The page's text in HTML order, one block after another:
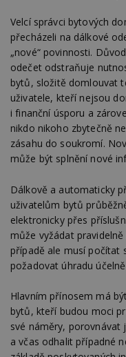
Velcí správci bytových
přecházeli na dálkové
„nové“ povinnosti.
odečet odstraňuje
bytů, složitě domlouvat
uživatele, kteří nejsou
i finanční úsporu a
nikdo nikoho zbytečně
zásahu do soukromí.
může být splnění nové
Dálkově a automaticky
uživatelům bytů
elektronicky přes
může vyžádat
případě ale musí počítat
požadovat úhradu
Hlavním přínosem má
bytů, kteří budou moci
své náměry,
a včas odhalit případné